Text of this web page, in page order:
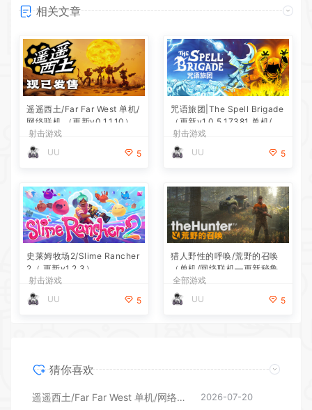
相关文章
遥遥西土/Far Far West 单机/
网络联机 （更新v0.1.1.10）
射击游戏
UU
5
咒语旅团|The Spell Brigade
（更新v1.0.5.17381 单机/网
络联机）
射击游戏
UU
5
史莱姆牧场2/Slime Rancher
2（ 更新v1.2.3）
射击游戏
UU
5
猎人野性的呼唤/荒野的召唤
（单机/网络联机—更新秘鲁
保护区DLC）
全部游戏
UU
5
猜你喜欢
遥遥西土/Far Far West 单机/网络联机 （更新v0.1.1.10） 2026-07-20